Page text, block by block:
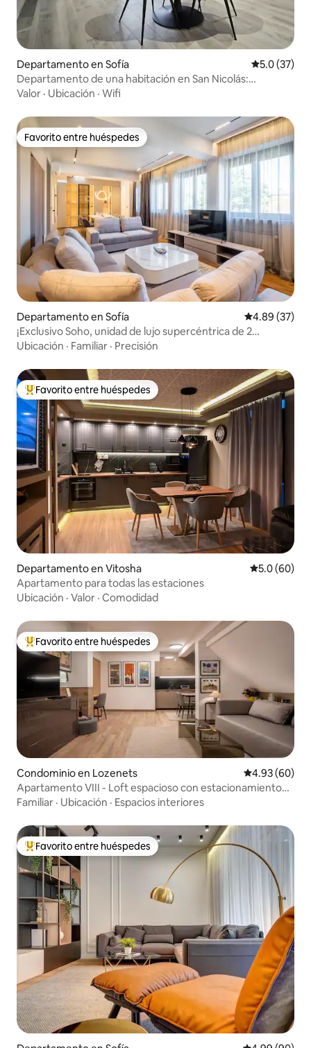
Departamento en Sofía Calificación
5.0 (37)
Departamento de una habitación en San Nicolás:
comodidad y confort.
Valor · Ubicación · Wifi
Favorito entre huéspedes
Favorito entre huéspedes
Departamento en Sofía Calificación
4.89 (37)
¡Exclusivo Soho, unidad de lujo supercéntrica de 2
dormitorios!
Ubicación · Familiar · Precisión
De los mejores en Favorito entre huéspedes
Favorito entre huéspedes
Departamento en Vitosha Calificación
5.0 (60)
Apartamento para todas las estaciones
Ubicación · Valor · Comodidad
De los mejores en Favorito entre huéspedes
Favorito entre huéspedes
Condominio en Lozenets Calificación
4.93 (60)
Apartamento VIII - Loft espacioso con estacionamiento
gratuito
Familiar · Ubicación · Espacios interiores
De los mejores en Favorito entre huéspedes
Favorito entre huéspedes